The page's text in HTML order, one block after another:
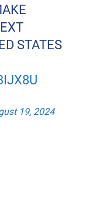
STATES
19, 2024